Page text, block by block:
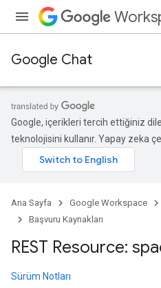
Google Chat
Google, içerikleri tercih ettiğiniz
teknolojisini kullanır. Yapay zeka
Ana Sayfa Google Workspace
Başvuru Kaynakları
REST Resource:
Sürüm Notları